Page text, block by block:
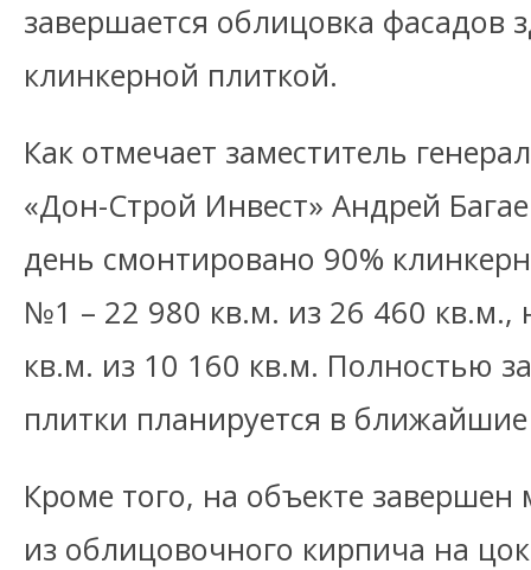
завершается облицовка фасадов
клинкерной плиткой.
Как отмечает заместитель
«Дон-Строй Инвест» Андрей
день смонтировано 90%
№1 – 22 980 кв.м. из 26 460
кв.м. из 10 160 кв.м. Полностью
плитки планируется в
Кроме того, на объекте завершен
из облицовочного кирпича на